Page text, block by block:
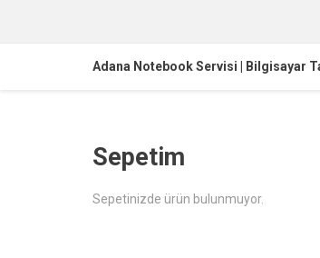
Adana Notebook Servisi | Bilgisayar
Sepetim
Sepetinizde ürün bulunmuyor.